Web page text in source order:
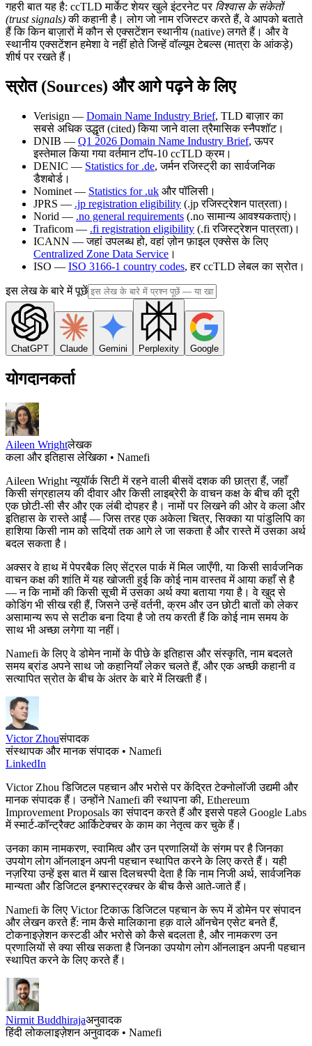
गहरी बात यह है: ccTLD मार्केट शेयर खुले इंटरनेट पर विश्वास के संकेतों
(trust signals)की कहानी है। लोग जो नाम रजिस्टर करते हैं, वे आपको बताते
हैं कि किन बाज़ारों में कौन से एक्सटेंशन स्थानीय (native) लगते हैं। और वे
स्थानीय एक्सटेंशन हमेशा वे नहीं होते जिन्हें वॉल्यूम टेबल्स (मात्रा के आंकड़े)
शीर्ष पर रखते हैं।
स्रोत (Sources) और आगे पढ़ने के लिए
Verisign — Domain Name Industry Brief, TLD बाज़ार का
सबसे अधिक उद्धृत (cited) किया जाने वाला त्रैमासिक स्नैपशॉट।
DNIB — Q1 2026 Domain Name Industry Brief, ऊपर
इस्तेमाल किया गया वर्तमान टॉप-10 ccTLD क्रम।
DENIC — Statistics for .de, जर्मन रजिस्ट्री का सार्वजनिक
डैशबोर्ड।
Nominet — Statistics for .uk और पॉलिसी।
JPRS — .jp registration eligibility (.jp रजिस्ट्रेशन पात्रता)।
Norid — .no general requirements (.no सामान्य आवश्यकताएं)।
Traficom — .fi registration eligibility (.fi रजिस्ट्रेशन पात्रता)।
ICANN — जहां उपलब्ध हो, वहां ज़ोन फ़ाइल एक्सेस के लिए
Centralized Zone Data Service ।
ISO — ISO 3166-1 country codes, हर ccTLD लेबल का स्रोत।
इस लेख के बारे में पूछें
ChatGPT Claude Gemini Perplexity Google
योगदानकर्ता
Aileen Wrightलेखक
कला और इतिहास लेखिका • Namefi
Aileen Wright न्यूयॉर्क सिटी में रहने वाली बीसवें दशक की छात्रा हैं, जहाँ
किसी संग्रहालय की दीवार और किसी लाइब्रेरी के वाचन कक्ष के बीच की दूरी
एक छोटी-सी सैर और एक लंबी दोपहर है। नामों पर लिखने की ओर वे कला और
इतिहास के रास्ते आईं — जिस तरह एक अकेला चित्र, सिक्का या पांडुलिपि का
हाशिया किसी नाम को सदियों तक आगे ले जा सकता है और रास्ते में उसका अर्थ
बदल सकता है।
अक्सर वे हाथ में पेपरबैक लिए सेंट्रल पार्क में मिल जाएँगी, या किसी सार्वजनिक
वाचन कक्ष की शांति में यह खोजती हुई कि कोई नाम वास्तव में आया कहाँ से है
— न कि नामों की किसी सूची में उसका अर्थ क्या बताया गया है। वे खुद से
कोडिंग भी सीख रही हैं, जिसने उन्हें वर्तनी, क्रम और उन छोटी बातों को लेकर
असामान्य रूप से सटीक बना दिया है जो तय करती हैं कि कोई नाम समय के
साथ भी अच्छा लगेगा या नहीं।
Namefi के लिए वे डोमेन नामों के पीछे के इतिहास और संस्कृति, नाम बदलते
समय ब्रांड अपने साथ जो कहानियाँ लेकर चलते हैं, और एक अच्छी कहानी व
सत्यापित स्रोत के बीच के अंतर के बारे में लिखती हैं।
Victor Zhouसंपादक
संस्थापक और मानक संपादक • Namefi
LinkedIn
Victor Zhou डिजिटल पहचान और भरोसे पर केंद्रित टेक्नोलॉजी उद्यमी और
मानक संपादक हैं। उन्होंने Namefi की स्थापना की, Ethereum
Improvement Proposals का संपादन करते हैं और इससे पहले Google Labs
में स्मार्ट-कॉन्ट्रैक्ट आर्किटेक्चर के काम का नेतृत्व कर चुके हैं।
उनका काम नामकरण, स्वामित्व और उन प्रणालियों के संगम पर है जिनका
उपयोग लोग ऑनलाइन अपनी पहचान स्थापित करने के लिए करते हैं। यही
नज़रिया उन्हें इस बात में खास दिलचस्पी देता है कि नाम निजी अर्थ, सार्वजनिक
मान्यता और डिजिटल इन्फ़्रास्ट्रक्चर के बीच कैसे आते-जाते हैं।
Namefi के लिए Victor टिकाऊ डिजिटल पहचान के रूप में डोमेन पर संपादन
और लेखन करते हैं: नाम कैसे मालिकाना हक़ वाले ऑनचेन एसेट बनते हैं,
टोकनाइज़ेशन कस्टडी और भरोसे को कैसे बदलता है, और नामकरण उन
प्रणालियों से क्या सीख सकता है जिनका उपयोग लोग ऑनलाइन अपनी पहचान
स्थापित करने के लिए करते हैं।
Nirmit Buddhirajaअनुवादक
हिंदी लोकलाइज़ेशन अनुवादक • Namefi